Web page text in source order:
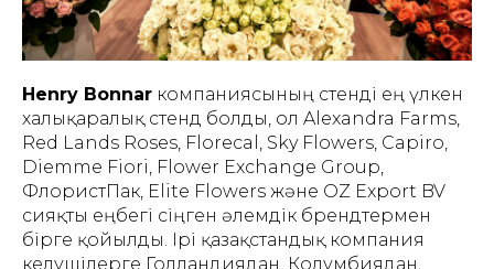
Henry Bonnar компаниясының стенді ең үлкен
халықаралық стенд болды, ол Alexandra Farms,
Red Lands Roses, Florecal, Sky Flowers, Capiro,
Diemme Fiori, Flower Exchange Group,
ФлористПак, Elite Flowers және OZ Export BV
сияқты еңбегі сіңген әлемдік брендтермен
бірге қойылды. Ірі қазақстандық компания
келушілерге Голландиядан, Колумбиядан,